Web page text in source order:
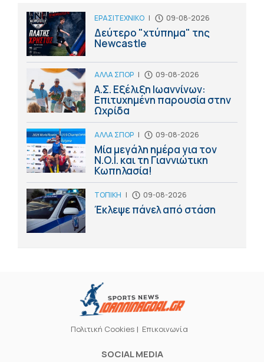
ΕΡΑΣΙΤΕΧΝΙΚΟ | 09-08-2026
Δεύτερο "χτύπημα" της
Newcastle
ΑΛΛΑ ΣΠΟΡ | 09-08-2026
Α.Σ. Εξέλιξη Ιωαννίνων:
Επιτυχημένη παρουσία στην
Ωχρίδα
ΑΛΛΑ ΣΠΟΡ | 09-08-2026
Μία μεγάλη ημέρα για τον
Ν.Ο.Ι. και τη Γιαννιώτικη
Κωπηλασία!
ΤΟΠΙΚΗ | 09-08-2026
Έκλεψε πάνελ από στάση
Πολιτική Cookies Επικοινωνία
SOCIAL MEDIA